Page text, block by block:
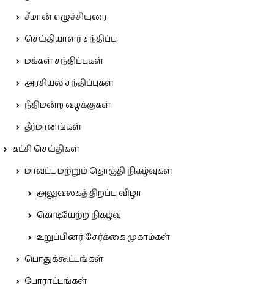
சீமான் எழுச்சியுரை
செய்தியாளர் சந்திப்பு
மக்கள் சந்திப்புகள்
அரசியல் சந்திப்புகள்
நீதிமன்ற வழக்குகள்
தீர்மானங்கள்
கட்சி செய்திகள்
மாவட்ட மற்றும் தொகுதி நிகழ்வுகள்
அலுவலகத் திறப்பு விழா
கொடியேற்ற நிகழ்வு
உறுப்பினர் சேர்க்கை முகாம்கள்
பொதுக்கூட்டங்கள்
போராட்டங்கள்